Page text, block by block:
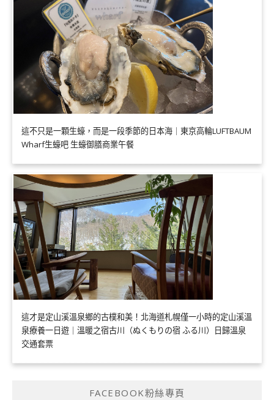
這不只是一顆生蠔，而是一段季節的日本海｜東京高輪LUFTBAUM
Wharf生蠔吧 生蠔御膳商業午餐
這才是定山溪溫泉鄉的古樸和美！北海道札幌僅一小時的定山溪溫
泉療養一日遊｜溫暖之宿古川（ぬくもりの宿 ふる川）日歸溫泉
交通套票
FACEBOOK粉絲專頁